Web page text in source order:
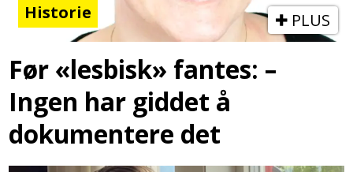
Historie PLUS
Før «lesbisk» fantes: –
Ingen har giddet å
dokumentere det